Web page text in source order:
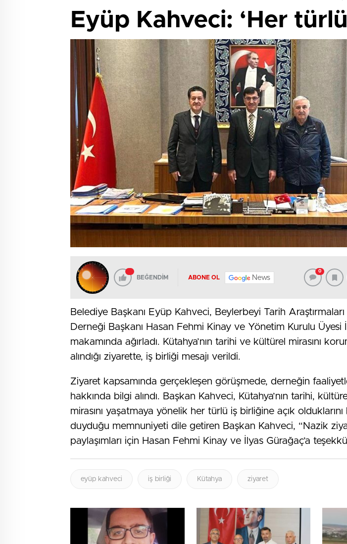
Eyüp Kahveci: ‘Her
BEĞENDİM ABONE OL News
0
Belediye Başkanı Eyüp Kahveci, Beylerbeyi Tarih
Derneği Başkanı Hasan Fehmi Kinay ve Yönetim Kurulu Üyesi
makamında ağırladı. Kütahya’nın tarihi ve kültürel mirasını
alındığı ziyarette, iş birliği mesajı verildi.
Ziyaret kapsamında gerçekleşen görüşmede, derneğin
hakkında bilgi alındı. Başkan Kahveci, Kütahya’nın tarihi,
mirasını yaşatmaya yönelik her türlü iş birliğine açık
duyduğu memnuniyeti dile getiren Başkan Kahveci, “Nazik
paylaşımları için Hasan Fehmi Kinay ve İlyas Gürağaç’a
eyüp kahveci iş birliği Kütahya ziyaret